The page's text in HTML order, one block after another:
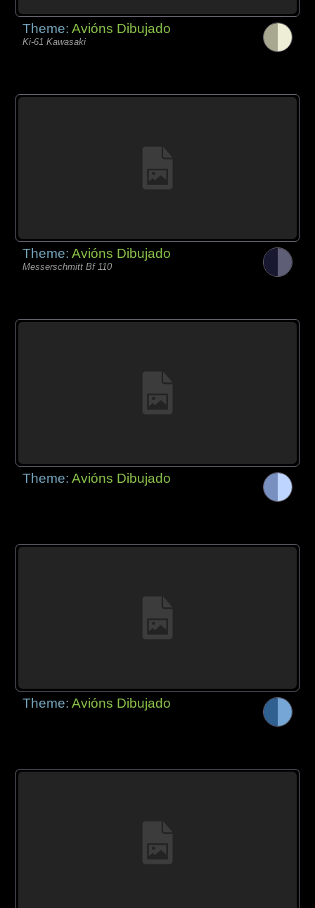
Theme:Avións Dibujado
Ki-61 Kawasaki
Theme:Avións Dibujado
Messerschmitt Bf 110
Theme:Avións Dibujado
Theme:Avións Dibujado